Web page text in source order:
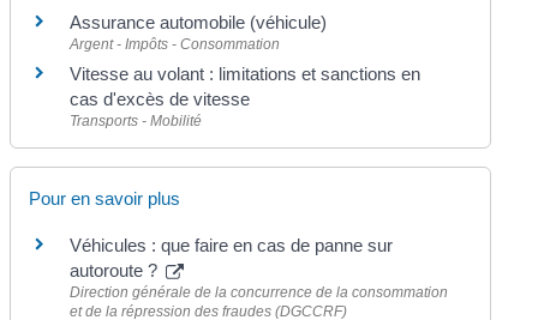
Assurance automobile (véhicule)
Argent - Impôts - Consommation
Vitesse au volant : limitations et sanctions en
cas d'excès de vitesse
Transports - Mobilité
Pour en savoir plus
Véhicules : que faire en cas de panne sur
autoroute ?
Direction générale de la concurrence de la consommation
et de la répression des fraudes (DGCCRF)